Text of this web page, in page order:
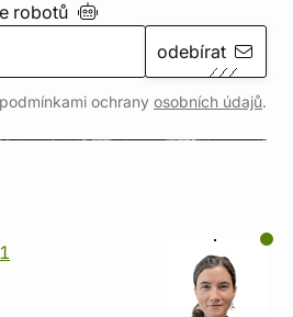
robotů
odebírat
ochrany osobních údajů.